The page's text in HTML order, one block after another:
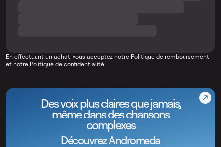
En effectuant un achat, vous acceptez notre Politique de remboursement
et notre Politique de confidentialité.
Des voix plus claires que jamais,
même dans des chansons
complexes
Découvrez Andromeda